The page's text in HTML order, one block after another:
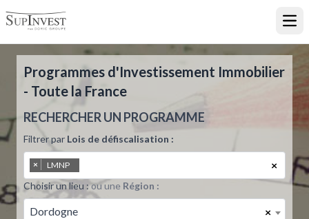
Programmes d'Investissement Immobilier
- Toute la France
RECHERCHER UN PROGRAMME
Filtrer par Lois de défiscalisation :
×
× LMNP
Choisir un lieu :ou une Région :
×
Dordogne